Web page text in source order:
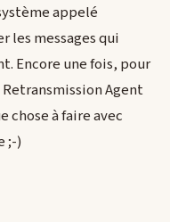
appelé
les messages qui
Encore une fois, pour
Agent
à faire avec
;-)